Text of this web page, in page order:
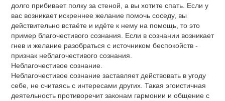
долго прибивает полку за стеной, а вы хотите спать. Если у
вас возникает искреннее желание помочь соседу, вы
действительно встаёте и идёте к нему на помощь, то это
пример благочестивого сознания. Если в сознании возникает
гнев и желание разобраться с источником беспокойств -
признак неблагочестивого сознания.
Неблагочестивое сознание.
Неблагочестивое сознание заставляет действовать в угоду
себе, не считаясь с интересами других. Такая эгоистичная
деятельность противоречит законам гармонии и общение с